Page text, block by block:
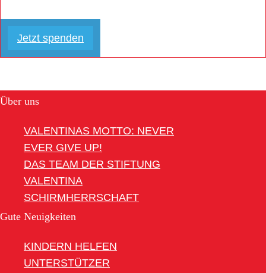
Jetzt spenden
Über uns
VALENTINAS MOTTO: NEVER
EVER GIVE UP!
DAS TEAM DER STIFTUNG
VALENTINA
SCHIRMHERRSCHAFT
Gute Neuigkeiten
KINDERN HELFEN
UNTERSTÜTZER